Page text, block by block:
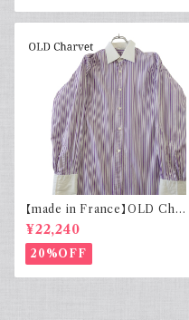
【made in France】OLD Cha
rvet ストライプ 切り替え 紫
¥22,240
20%OFF